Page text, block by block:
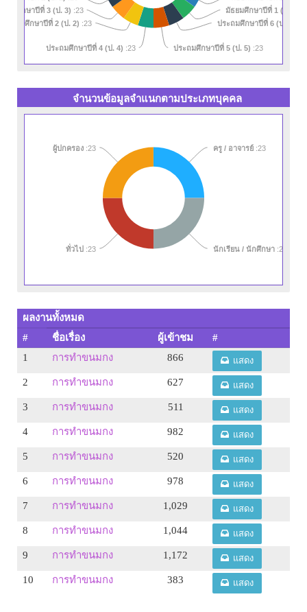
มัธยมศึกษาปีที่ 1 (ม. 1)
ประถมศึกษาปีที่ 6 (ป. 6)
ประถมศึกษาปีที่ 5 (ป. 5) :23
ประถมศึกษาปีที่ 4 (ป. 4) :23
ประถมศึกษาปีที่ 2 (ป. 2) :23
ะถมศึกษาปีที่ 3 (ป. 3) :23
จำนวนข้อมูลจำแนกตามประเภทบุคคล
ครู / อาจารย์ :23
นักเรียน / นักศึกษา :23
ทั่วไป :23
ผู้ปกครอง :23
ผลงานทั้งหมด
#
ชื่อเรื่อง ผู้เข้าชม
#
1
การทำขนมกง 866 แสดง
2 การทำขนมกง 627 แสดง
3 การทำขนมกง 511 แสดง
4 การทำขนมกง 982 แสดง
5 การทำขนมกง 520 แสดง
6 การทำขนมกง 978 แสดง
7 การทำขนมกง 1,029 แสดง
8 การทำขนมกง 1,044 แสดง
9 การทำขนมกง 1,172 แสดง
10 การทำขนมกง 383 แสดง